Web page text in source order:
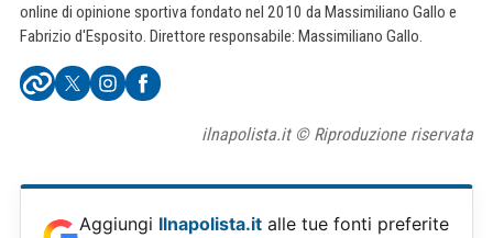
online di opinione sportiva fondato nel 2010 da Massimiliano Gallo e
Fabrizio d'Esposito. Direttore responsabile: Massimiliano Gallo.
ilnapolista.it © Riproduzione riservata
Aggiungi Ilnapolista.it alle tue fonti preferite